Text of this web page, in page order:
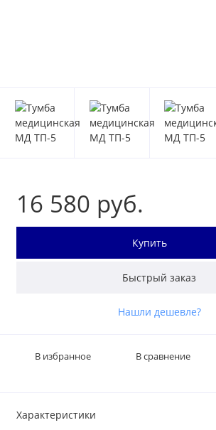
16 580 руб.
Купить
Быстрый заказ
Нашли дешевле?
В избранное В сравнение
Характеристики